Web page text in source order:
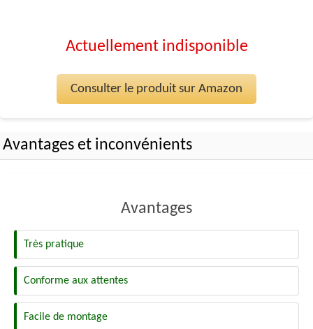
Actuellement indisponible
Consulter le produit sur Amazon
Avantages et inconvénients
Avantages
Très pratique
Conforme aux attentes
Facile de montage